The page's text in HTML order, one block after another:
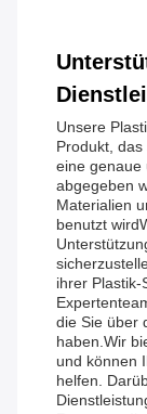
Unsere
Produkt,
eine genaue
abgegeben
Materialien
benutzt
ihrer
die Sie über
haben.Wir
und können
helfen.